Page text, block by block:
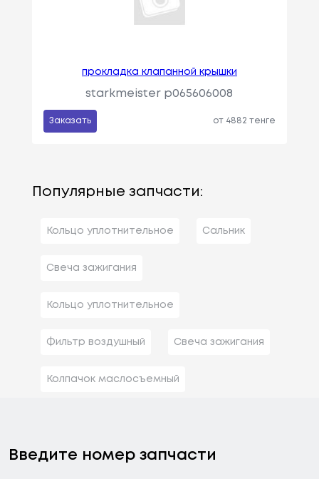
прокладка клапанной крышки
starkmeister p065606008
Заказать от 4882 тенге
Популярные запчасти:
Кольцо уплотнительное Сальник
Свеча зажигания
Кольцо уплотнительное
Фильтр воздушный Свеча зажигания
Колпачок маслосъемный
Введите номер запчасти